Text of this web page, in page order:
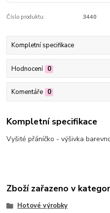
Číslo produktu: 3440
Kompletní specifikace
Hodnocení 0
Komentáře 0
Kompletní specifikace
Vyšité přáníčko - výšivka
Zboží zařazeno v
Hotové výrobky